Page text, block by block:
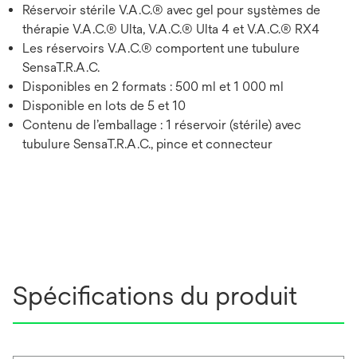
Réservoir stérile V.A.C.® avec gel pour systèmes de
thérapie V.A.C.® Ulta, V.A.C.® Ulta 4 et V.A.C.® RX4
Les réservoirs V.A.C.® comportent une tubulure
SensaT.R.A.C.
Disponibles en 2 formats : 500 ml et 1 000 ml
Disponible en lots de 5 et 10
Contenu de l’emballage : 1 réservoir (stérile) avec
tubulure SensaT.R.A.C., pince et connecteur
Spécifications du produit